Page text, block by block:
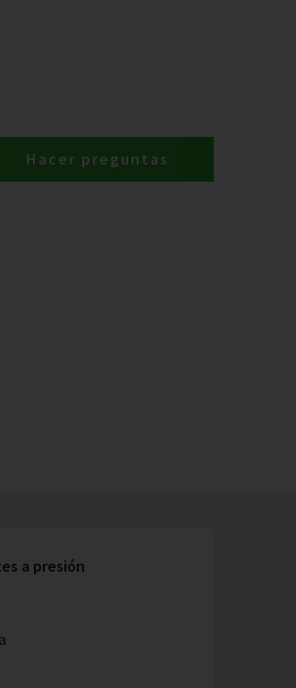
Hacer preguntas
a presión